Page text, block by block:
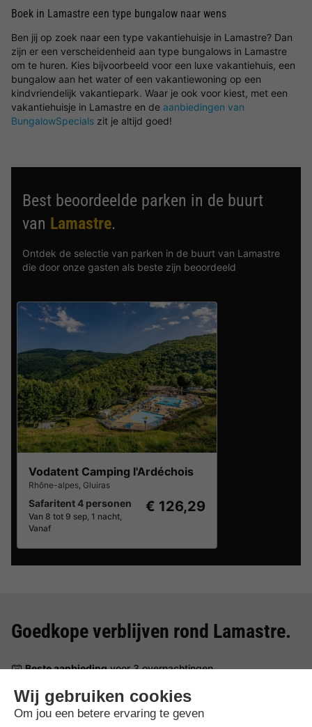
Boek in Lamastre een type bungalow naar wens
Ben jij op zoek naar een type vakantiehuisje in Lamastre? Dan
zijn er een verscheidenheid aan type bungalows in Lamastre
om te huren. Kies bijvoorbeeld voor een luxe vakantiehuis, een
bungalow aan het water of een vakantiewoning op een
kindvriendelijk vakantiepark. Waar je ook voor kiest, met een
vakantiehuisje in Lamastre en de aanbiedingen van
BungalowSpecials zit je altijd goed!
Best beoordeelde parken in de buurt
van Lamastre.
Ontdek de selectie van parken in de buurt van Lamastre
die door onze gasten als beste zijn beoordeeld
Vodatent Camping l'Ardéchois
Rhône-alpes, Gluiras
Safaritent 4 personen
Van 8 tot 9 sep, 1 nacht,
Vanaf
€ 126,29
Goedkope verblijven rond Lamastre.
Beste aanbiedingvoor 3 overnachtingen
Vodatent Camping l'Ardéchois